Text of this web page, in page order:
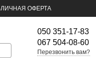
ОФЕРТА
050 351-17-83
067 504-08-60
Перезвонить вам?